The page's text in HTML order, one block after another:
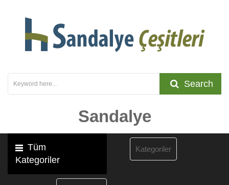
Search
Sandalye
Tüm
Kategoriler
Kategoriler